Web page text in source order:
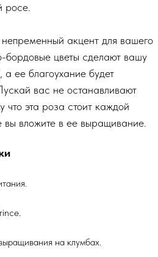
росе.
акцент для вашего
бордовые цветы сделают вашу
а ее благоухание будет
вас не останавливают
что эта роза стоит каждой
вы вложите в ее выращивание.
на клумбах.